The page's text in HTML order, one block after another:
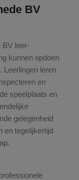
BV
BV leer-
kunnen opdoen
Leerlingen leren
en
speelplaats en
gelegenheid
en tegelijkertijd